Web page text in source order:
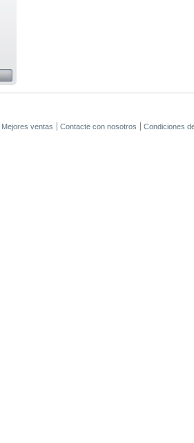
Mejores ventas Contacte con nosotros Condiciones